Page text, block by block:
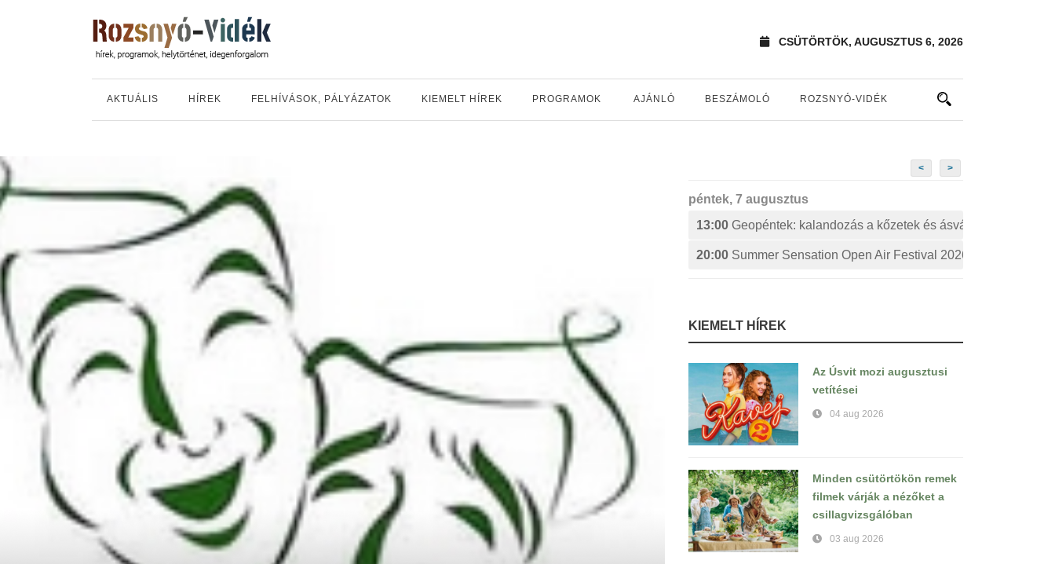
CSÜTÖRTÖK, AUGUSZTUS 6, 2026
AKTUÁLIS HÍREK FELHÍVÁSOK, PÁLYÁZATOK KIEMELT HÍREK PROGRAMOK AJÁNLÓ BESZÁMOLÓ ROZSNYÓ-VIDÉK
< >
péntek, 7 augusztus
13:00 Geopéntek: kalandozás a kőzetek és ásványok izgalmas
20:00 Summer Sensation Open Air Festival 2026:
KIEMELT HÍREK
Az Úsvit mozi augusztusi
vetítései
04 aug 2026
Minden csütörtökön remek
filmek várják a nézőket a
csillagvizsgálóban
03 aug 2026